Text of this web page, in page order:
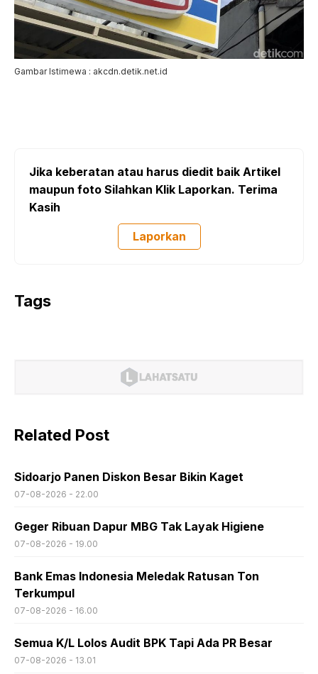
Gambar Istimewa : akcdn.detik.net.id
Jika keberatan atau harus diedit baik Artikel
maupun foto Silahkan Klik Laporkan. Terima
Kasih
Laporkan
Tags
Related Post
Sidoarjo Panen Diskon Besar Bikin Kaget
07-08-2026 - 22.00
Geger Ribuan Dapur MBG Tak Layak Higiene
07-08-2026 - 19.00
Bank Emas Indonesia Meledak Ratusan Ton
Terkumpul
07-08-2026 - 16.00
Semua K/L Lolos Audit BPK Tapi Ada PR Besar
07-08-2026 - 13.01